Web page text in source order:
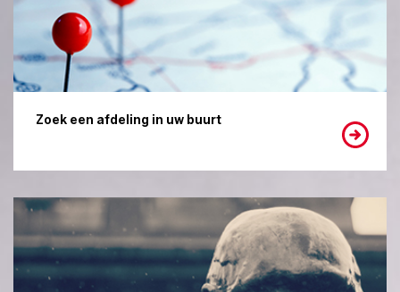
Zoek een afdeling in uw buurt